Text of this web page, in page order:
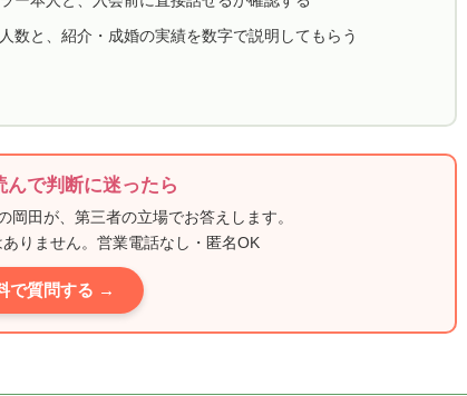
と、紹介・成婚の実績を数字で説明してもらう
んで判断に迷ったら
岡田が、第三者の立場でお答えします。
りません。営業電話なし・匿名OK
で質問する →